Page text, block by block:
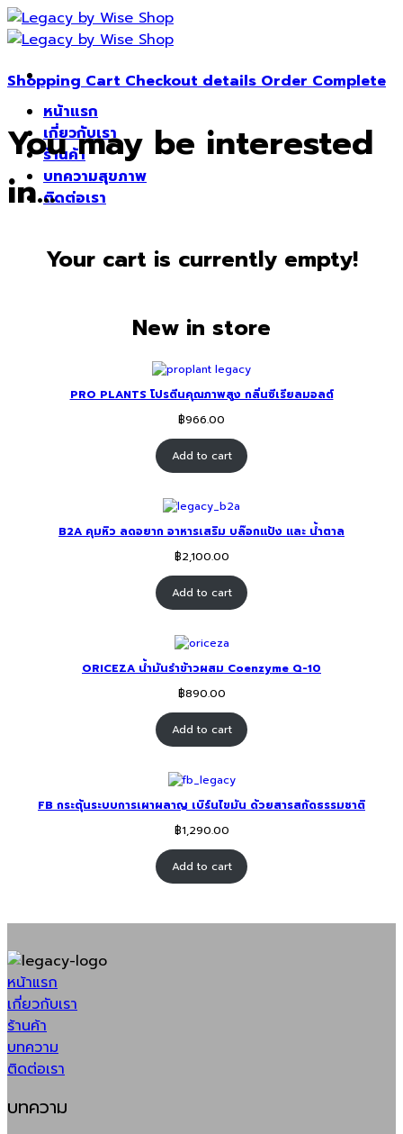
Skip
to
หน้าแรก
เกี่ยวกับเรา
ร้านค้า
บทความสุขภาพ
ติดต่อเรา
Shopping CartCheckout detailsOrder Complete
You may be interested
in…
Your cart is currently empty!
New in store
PRO PLANTS โปรตีนคุณภาพสูง กลิ่นซีเรียลมอลต์
฿966.00
Add to cart
B2A คุมหิว ลดอยาก อาหารเสริม บล๊อกแป้ง และ น้ำตาล
฿2,100.00
Add to cart
ORICEZA น้ำมันรำข้าวผสม Coenzyme Q-10
฿890.00
Add to cart
FB กระตุ้นระบบการเผาผลาญ เบิร์นไขมัน ด้วยสารสกัดธรรมชาติ
฿1,290.00
Add to cart
หน้าแรก
เกี่ยวกับเรา
ร้านค้า
บทความ
ติดต่อเรา
บทความ